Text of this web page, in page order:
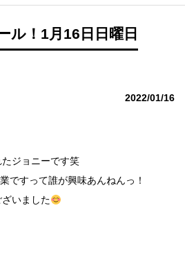
ル！1月16日日曜日
2022/01/16
ジョニーです笑
ですって誰が興味あんねんっ！
いました